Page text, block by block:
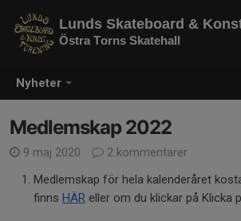
Nyheter
Lunds Skateboard &
Östra Torns Skatehall
Medlemskap 2022
9 maj 2020
2 kommentarer
Medlemskap för hela kalenderåret
finns HÄR eller om du klickar på Klicka